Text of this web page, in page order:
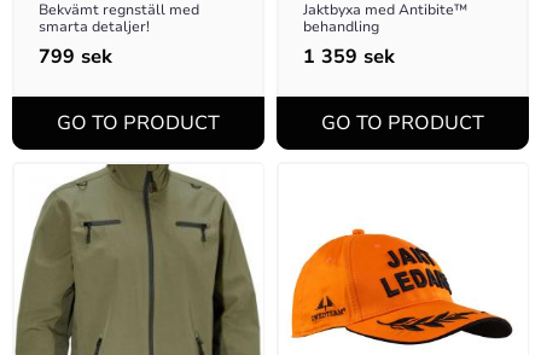
Bekvämt regnställ med
smarta detaljer!
799 sek
M Byxa
Jaktbyxa med Antibite™
behandling
1 359 sek